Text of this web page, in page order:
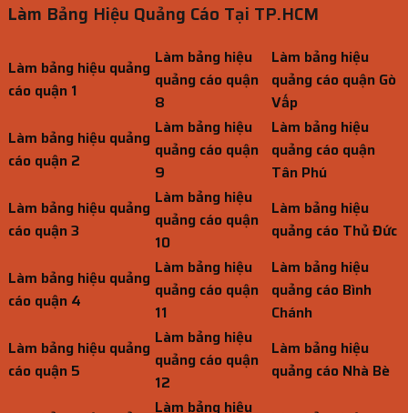
Làm Bảng Hiệu Quảng Cáo Tại TP.HCM
Làm bảng hiệu quảng
cáo quận 1
Làm bảng hiệu
quảng cáo quận
8
Làm bảng hiệu
quảng cáo quận Gò
Vấp
Làm bảng hiệu quảng
cáo quận 2
Làm bảng hiệu
quảng cáo quận
9
Làm bảng hiệu
quảng cáo quận
Tân Phú
Làm bảng hiệu quảng
cáo quận 3
Làm bảng hiệu
quảng cáo quận
10
Làm bảng hiệu
quảng cáo Thủ Đức
Làm bảng hiệu quảng
cáo quận 4
Làm bảng hiệu
quảng cáo quận
11
Làm bảng hiệu
quảng cáo Bình
Chánh
Làm bảng hiệu quảng
cáo quận 5
Làm bảng hiệu
quảng cáo quận
12
Làm bảng hiệu
quảng cáo Nhà Bè
Làm bảng hiệu